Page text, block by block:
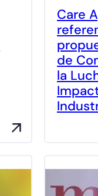
Care
de
la